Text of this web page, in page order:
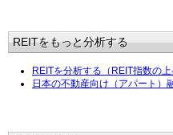
REITをもっと分析する
REITを分析する（REIT指数の上
日本の不動産向け（アパート）